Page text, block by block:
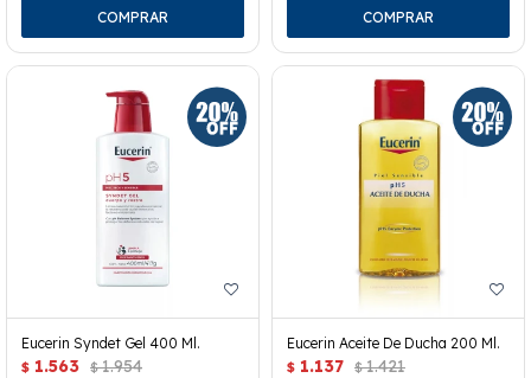
Eucerin Syndet Gel 400 Ml.
$ 1.563 $ 1.954
Eucerin Aceite De Ducha 200 Ml.
$ 1.137 $ 1.421